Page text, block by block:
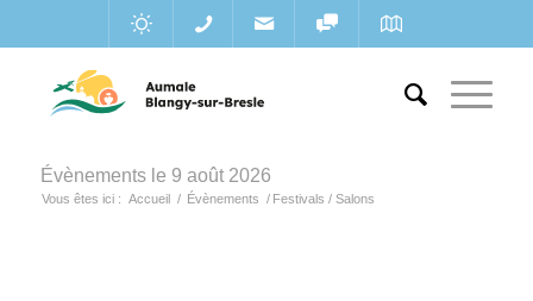
Évènements le 9 août 2026
Vous êtes ici : Accueil / Évènements / Festivals / Salons